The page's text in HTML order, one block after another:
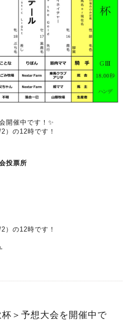
開催中です！✨
）の12時です！
投票所
）の12時です！
杯＞予想大会を開催中で